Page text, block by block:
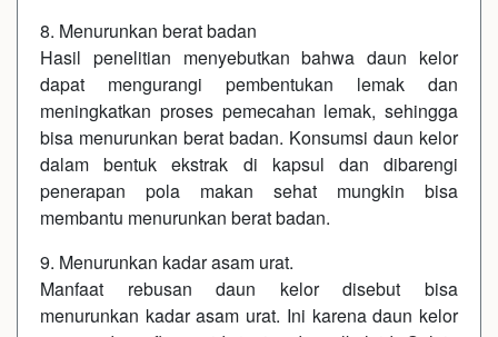
8. Menurunkan berat badan
Hasil penelitian menyebutkan bahwa daun kelor
dapat mengurangi pembentukan lemak dan
meningkatkan proses pemecahan lemak, sehingga
bisa menurunkan berat badan. Konsumsi daun kelor
dalam bentuk ekstrak di kapsul dan dibarengi
penerapan pola makan sehat mungkin bisa
membantu menurunkan berat badan.
9. Menurunkan kadar asam urat.
Manfaat rebusan daun kelor disebut bisa
menurunkan kadar asam urat. Ini karena daun kelor